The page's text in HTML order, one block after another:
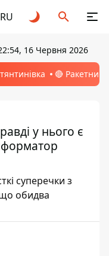
RU
16 Червня 2026
🔴 Ракетний
у нього є
суперечки з
обидва